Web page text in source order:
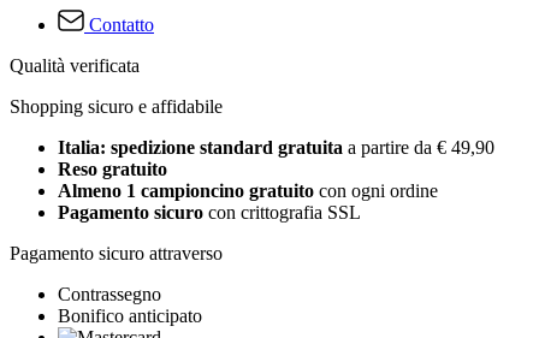
Contatto
Qualità verificata
Shopping sicuro e affidabile
Italia: spedizione standard gratuita a partire da € 49,90
Reso gratuito
Almeno 1 campioncino gratuito con ogni ordine
Pagamento sicuro con crittografia SSL
Pagamento sicuro attraverso
Contrassegno
Bonifico anticipato